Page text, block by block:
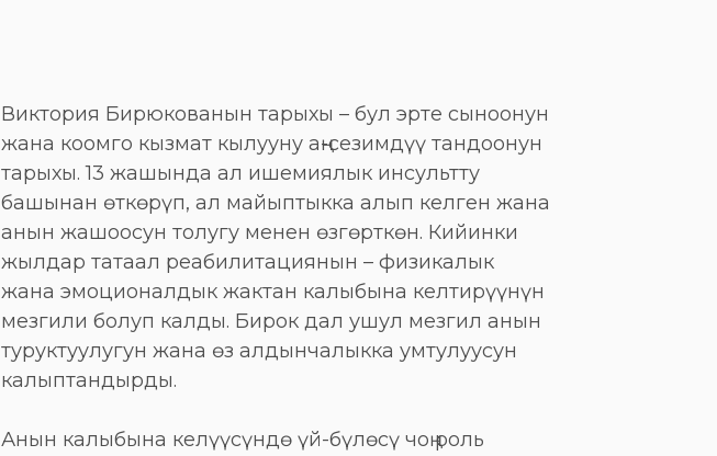
Виктория Бирюкованын тарыхы – бул эрте сыноонун
жана коомго кызмат кылууну аң-сезимдүү тандоонун
тарыхы. 13 жашында ал ишемиялык инсультту
башынан өткөрүп, ал майыптыкка алып келген жана
анын жашоосун толугу менен өзгөрткөн. Кийинки
жылдар татаал реабилитациянын – физикалык
жана эмоционалдык жактан калыбына келтирүүнүн
мезгили болуп калды. Бирок дал ушул мезгил анын
туруктуулугун жана өз алдынчалыкка умтулуусун
калыптандырды.
Анын калыбына келүүсүндө үй-бүлөсү чоң роль